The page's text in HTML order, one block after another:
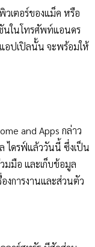
เตอร์ของแม็ค หรือ
ในโทรศัพท์แอนดร
อปเปิลนั้น จะพร้อมให้
and Apps กล่าว
ไดรฟ์แล้ววันนี้ ซึ่งเป็น
มมือ และเก็บข้อมูล
งการงานและส่วนตัว